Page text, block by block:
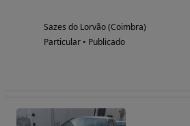
Sazes do Lorvão (Coimbra)
Particular • Publicado